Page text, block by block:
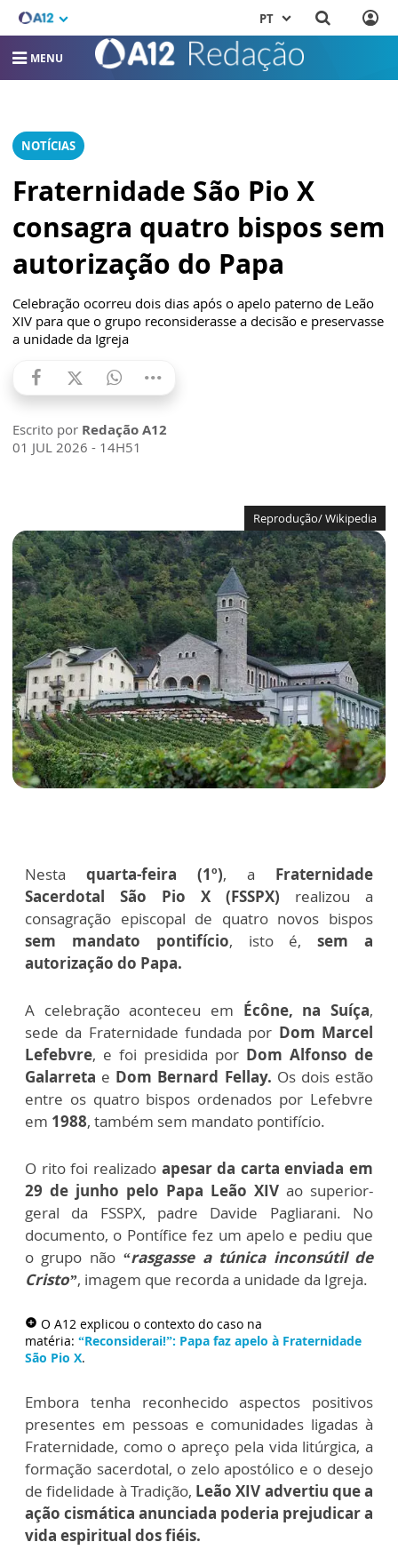
PT
MENU
NOTÍCIAS
Fraternidade São Pio X
consagra quatro bispos sem
autorização do Papa
Celebração ocorreu dois dias após o apelo paterno de Leão
XIV para que o grupo reconsiderasse a decisão e preservasse
a unidade da Igreja
Escrito por Redação A12
01 JUL 2026 - 14H51
Reprodução/ Wikipedia
Nesta quarta-feira (1º), a Fraternidade
Sacerdotal São Pio X (FSSPX) realizou a
consagração episcopal de quatro novos bispos
sem mandato pontifício, isto é,sem a
autorização do Papa.
A celebração aconteceu em Écône, na Suíça,
sede da Fraternidade fundada por Dom Marcel
Lefebvre, e foi presidida por Dom Alfonso de
Galarreta e Dom Bernard Fellay. Os dois estão
entre os quatro bispos ordenados por Lefebvre
em 1988, também sem mandato pontifício.
O rito foi realizadoapesar da carta enviada em
29 de junho pelo Papa Leão XIV ao superior-
geral da FSSPX, padre Davide Pagliarani. No
documento, o Pontífice fez um apelo e pediu que
o grupo não “rasgasse a túnica inconsútil de
Cristo”, imagem que recorda a unidade da Igreja.
add_circle O A12 explicou o contexto do caso na
matéria: “Reconsiderai!”: Papa faz apelo à Fraternidade
São Pio X.
Embora tenha reconhecido aspectos positivos
presentes em pessoas e comunidades ligadas à
Fraternidade, como o apreço pela vida litúrgica, a
formação sacerdotal, o zelo apostólico e o desejo
de fidelidade à Tradição, Leão XIV advertiu que a
ação cismática anunciada poderia prejudicar a
vida espiritual dos fiéis.